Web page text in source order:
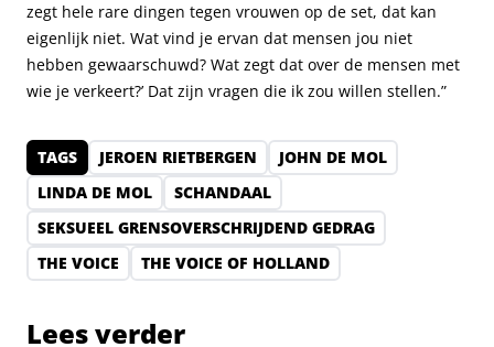
zegt hele rare dingen tegen vrouwen op de set, dat kan
eigenlijk niet. Wat vind je ervan dat mensen jou niet
hebben gewaarschuwd? Wat zegt dat over de mensen met
wie je verkeert?’ Dat zijn vragen die ik zou willen stellen.”
TAGS JEROEN RIETBERGEN
JOHN DE MOL
LINDA DE MOL
SCHANDAAL
SEKSUEEL GRENSOVERSCHRIJDEND GEDRAG
THE VOICE
THE VOICE OF HOLLAND
Lees verder